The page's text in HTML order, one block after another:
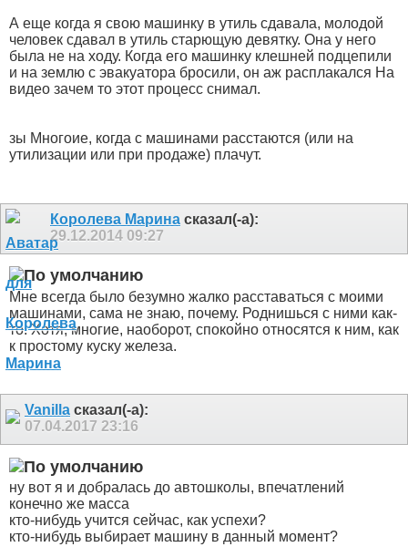
А еще когда я свою машинку в утиль сдавала, молодой
человек сдавал в утиль старющую девятку. Она у него
была не на ходу. Когда его машинку клешней подцепили
и на землю с эвакуатора бросили, он аж расплакался На
видео зачем то этот процесс снимал.
зы Многоие, когда с машинами расстаются (или на
утилизации или при продаже) плачут.
Королева Марина сказал(-а):
29.12.2014 09:27
Мне всегда было безумно жалко расставаться с моими
машинами, сама не знаю, почему. Роднишься с ними как-
то. Хотя, многие, наоборот, спокойно относятся к ним, как
к простому куску железа.
Vanilla сказал(-а):
07.04.2017 23:16
ну вот я и добралась до автошколы, впечатлений
конечно же масса
кто-нибудь учится сейчас, как успехи?
кто-нибудь выбирает машину в данный момент?